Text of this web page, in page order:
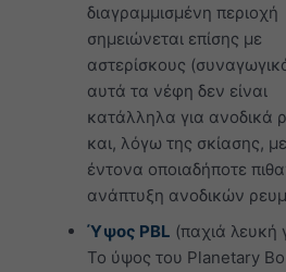
διαγραμμισμένη περιοχή
σημειώνεται επίσης με
αστερίσκους
αυτά τα νέφη δεν είναι
κατάλληλα για ανοδικά
και, λόγω της σκίασης,
έντονα οποιαδήποτε
ανάπτυξη ανοδικών
Ύψος PBL (παχιά λευκή
Το ύψος του Planetary